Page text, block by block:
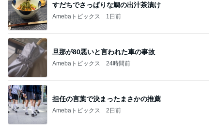
すだちでさっぱりな鯛の出汁茶漬け
Amebaトピックス 1日前
旦那が80悪いと言われた車の事故
Amebaトピックス 24時間前
担任の言葉で決まったまさかの推薦
Amebaトピックス 2日前